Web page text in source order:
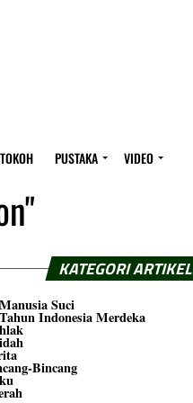
TOKOH PUSTAKA VIDEO
KATEGORI ARTIKEL
Suci
Indonesia Merdeka
Bincang